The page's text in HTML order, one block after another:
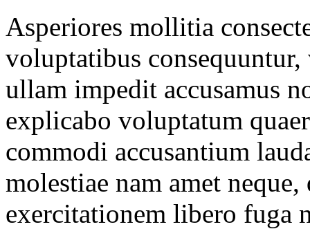
Asperiores mollitia
voluptatibus
ullam impedit accusamus
explicabo voluptatum
commodi accusantium
molestiae nam amet
exercitationem libero fuga